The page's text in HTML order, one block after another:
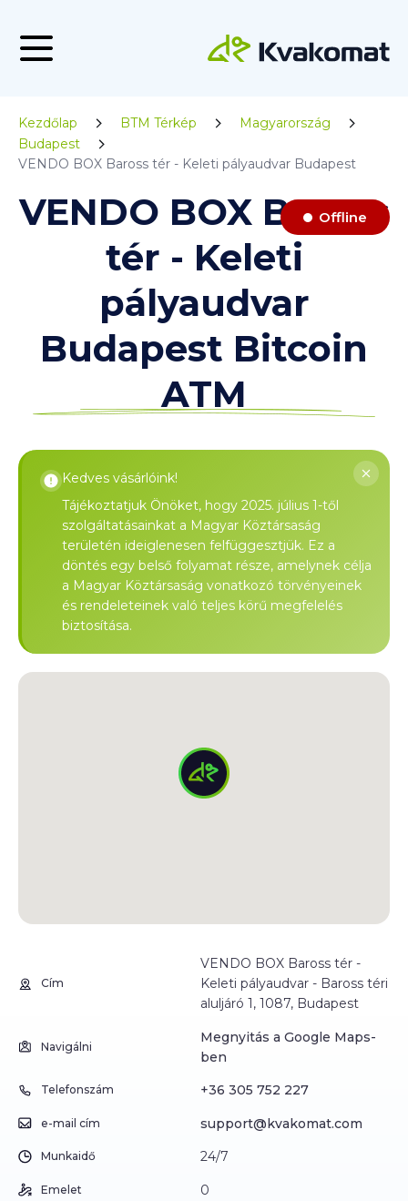
Kezdőlap BTM Térkép
Magyarország
Budapest
VENDO BOX Baross tér - Keleti pályaudvar Budapest
VENDO BOX Baross
tér - Keleti
pályaudvar
Budapest Bitcoin
ATM
Offline
Kedves vásárlóink!
Tájékoztatjuk Önöket, hogy 2025. július 1-től
szolgáltatásainkat a Magyar Köztársaság
területén ideiglenesen felfüggesztjük. Ez a
döntés egy belső folyamat része, amelynek célja
a Magyar Köztársaság vonatkozó törvényeinek
és rendeleteinek való teljes körű megfelelés
biztosítása.
Cím
VENDO BOX Baross tér -
Keleti pályaudvar - Baross téri
aluljáró 1, 1087, Budapest
Navigálni
Megnyitás a Google Maps-
ben
Telefonszám +36 305 752 227
e-mail cím support@kvakomat.com
Munkaidő 24/7
Emelet 0